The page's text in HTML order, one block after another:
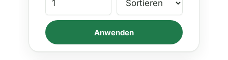
Anwenden